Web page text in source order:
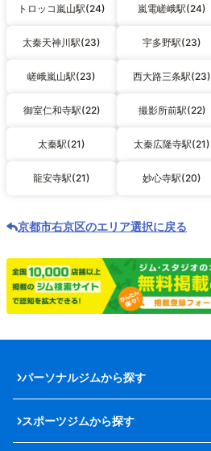
トロッコ嵐山駅(24) 嵐電嵯峨駅(24)
太秦天神川駅(23) 宇多野駅(23)
嵯峨嵐山駅(23) 西大路三条駅(23)
御室仁和寺駅(22) 撮影所前駅(22)
太秦駅(21) 太秦広隆寺駅(21)
龍安寺駅(21) 妙心寺駅(20)
京都市右京区のエリア選択に戻る
パーソナルジムから探す
スポーツジムから探す